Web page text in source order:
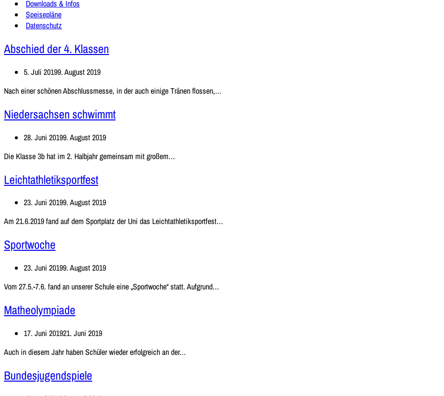
Downloads & Infos
Speisepläne
Datenschutz
Abschied der 4. Klassen
5. Juli 20199. August 2019
Nach einer schönen Abschlussmesse, in der auch einige Tränen flossen,…
Niedersachsen schwimmt
28. Juni 20199. August 2019
Die Klasse 3b hat im 2. Halbjahr gemeinsam mit großem…
Leichtathletiksportfest
23. Juni 20199. August 2019
Am 21.6.2019 fand auf dem Sportplatz der Uni das Leichtathletiksportfest…
Sportwoche
23. Juni 20199. August 2019
Vom 27.5.-7.6. fand an unserer Schule eine „Sportwoche“ statt. Aufgrund…
Matheolympiade
17. Juni 201921. Juni 2019
Auch in diesem Jahr haben Schüler wieder erfolgreich an der…
Bundesjugendspiele